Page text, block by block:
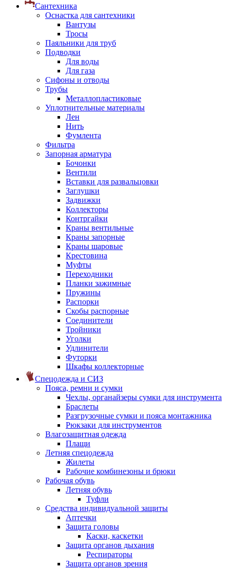
Сантехника
Оснастка для сантехники
Вантузы
Тросы
Паяльники для труб
Подводки
Для воды
Для газа
Сифоны и отводы
Трубы
Металлопластиковые
Уплотнительные материалы
Лен
Нить
Фумлента
Фильтра
Запорная арматура
Бочонки
Вентили
Вставки для развальцовки
Заглушки
Задвижки
Коллекторы
Контргайки
Краны вентильные
Краны запорные
Краны шаровые
Крестовина
Муфты
Переходники
Планки зажимные
Пружины
Распорки
Скобы распорные
Соединители
Тройники
Уголки
Удлинители
Футорки
Шкафы коллекторные
Спецодежда и СИЗ
Пояса, ремни и сумки
Чехлы, органайзеры сумки для инструмента
Браслеты
Разгрузочные сумки и пояса монтажника
Рюкзаки для инструментов
Влагозащитная одежда
Плащи
Летняя спецодежда
Жилеты
Рабочие комбинезоны и брюки
Рабочая обувь
Летняя обувь
Туфли
Средства индивидуальной защиты
Аптечки
Защита головы
Каски, каскетки
Защита органов дыхания
Респираторы
Защита органов зрения